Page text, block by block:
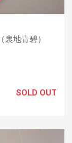
地青碧）
SOLD OUT